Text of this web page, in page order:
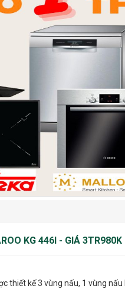
KG 446I - GIÁ 3TR980K
thiết kế 3 vùng nấu, 1 vùng